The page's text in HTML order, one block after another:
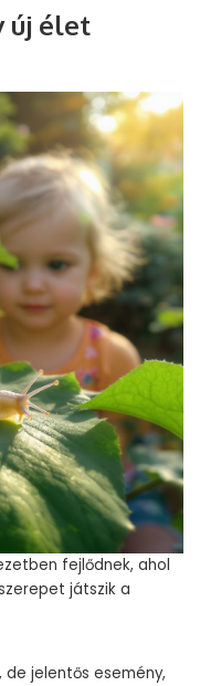
új élet
fejlődnek, ahol
játszik a
jelentős esemény,